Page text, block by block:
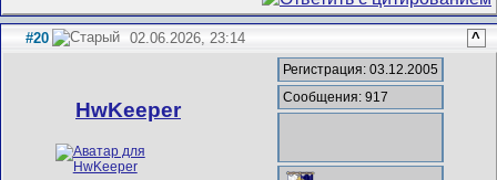
#20 02.06.2026, 23:14 ^
HwKeeper
Регистрация: 03.12.2005
Сообщения: 917